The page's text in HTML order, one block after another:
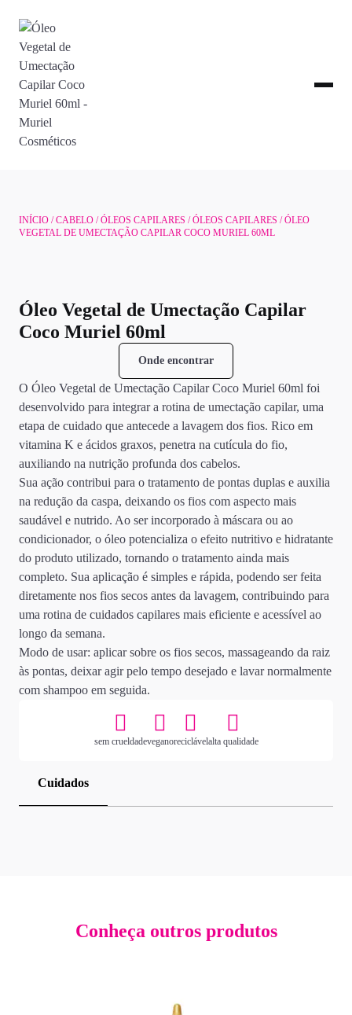
INÍCIO /CABELO /ÓLEOS CAPILARES /ÓLEOS CAPILARES / ÓLEO
VEGETAL DE UMECTAÇÃO CAPILAR COCO MURIEL 60ML
Óleo Vegetal de Umectação Capilar
Coco Muriel 60ml
Onde encontrar
O Óleo Vegetal de Umectação Capilar Coco Muriel 60ml foi
desenvolvido para integrar a rotina de umectação capilar, uma
etapa de cuidado que antecede a lavagem dos fios. Rico em
vitamina K e ácidos graxos, penetra na cutícula do fio,
auxiliando na nutrição profunda dos cabelos.
Sua ação contribui para o tratamento de pontas duplas e auxilia
na redução da caspa, deixando os fios com aspecto mais
saudável e nutrido. Ao ser incorporado à máscara ou ao
condicionador, o óleo potencializa o efeito nutritivo e hidratante
do produto utilizado, tornando o tratamento ainda mais
completo. Sua aplicação é simples e rápida, podendo ser feita
diretamente nos fios secos antes da lavagem, contribuindo para
uma rotina de cuidados capilares mais eficiente e acessível ao
longo da semana.
Modo de usar: aplicar sobre os fios secos, massageando da raiz
às pontas, deixar agir pelo tempo desejado e lavar normalmente
com shampoo em seguida.
sem crueldadeveganoreciclávelalta qualidade
Cuidados
Conheça outros produtos